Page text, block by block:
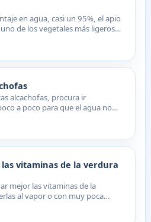
en agua, casi un 95%, el apio
de los vegetales más ligeros y
alcachofas, procura ir
a poco para que el agua no
ya que cu…
vitaminas de la verdura
mejor las vitaminas de la
al vapor o con muy poca